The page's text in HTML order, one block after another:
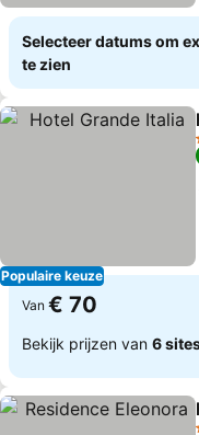
Selecteer datums om
te zien
Populaire keuze
Van € 70
Bekijk prijzen van 6